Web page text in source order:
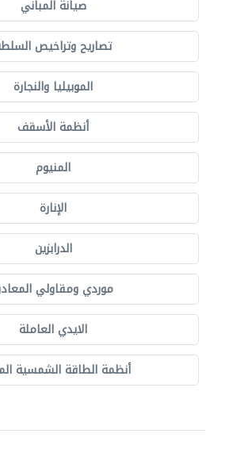
صيانة المباني
تصاريح وتراخيص
الموبيليا والنجارة
أنظمة الأسقف
المنيوم
الإنارة
الدرابزين
موردي ومقاولي
الايدي العاملة
أنظمة الطاقة الشمسية